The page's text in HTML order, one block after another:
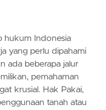
hukum Indonesia
yang perlu dipahami
ada beberapa jalur
pemahaman
krusial. Hak Pakai,
tanah atau